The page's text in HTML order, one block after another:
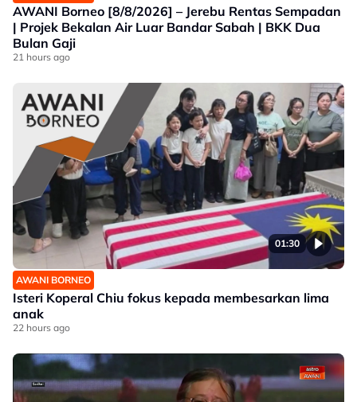
AWANI Borneo [8/8/2026] – Jerebu Rentas Sempadan
| Projek Bekalan Air Luar Bandar Sabah | BKK Dua
Bulan Gaji
21 hours ago
01:30
AWANI BORNEO
Isteri Koperal Chiu fokus kepada membesarkan lima
anak
22 hours ago